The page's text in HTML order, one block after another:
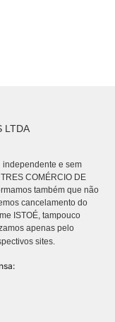
LTDA
independente e sem
COMÉRCIO DE
também que não
cancelamento do
ISTOÉ, tampouco
apenas pelo
sites.